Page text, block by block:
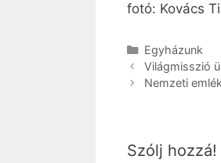
fotó: Kovács
Kategória
Egyházunk
Világmisszió
Nemzeti
Szólj hozzá!